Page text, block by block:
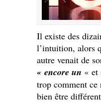
Il existe des
l’intuition, alors
autre venait de
« encore un « et
trop comment
bien être